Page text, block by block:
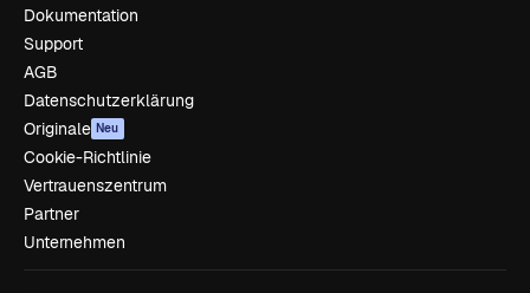
Dokumentation
Support
AGB
Datenschutzerklärung
Originale Neu
Cookie-Richtlinie
Vertrauenszentrum
Partner
Unternehmen